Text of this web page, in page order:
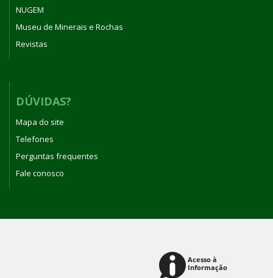
NUGEM
Museu de Minerais e Rochas
Revistas
DÚVIDAS?
Mapa do site
Telefones
Perguntas frequentes
Fale conosco